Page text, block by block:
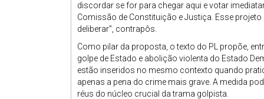
discordar se for para chegar aqui e votar
Comissão de Constituição e Justiça. Esse
deliberar”, contrapôs.
Como pilar da proposta, o texto do PL propõe,
golpe de Estado e abolição violenta do Estado
estão inseridos no mesmo contexto quando
apenas a pena do crime mais grave. A medida
réus do núcleo crucial da trama golpista.